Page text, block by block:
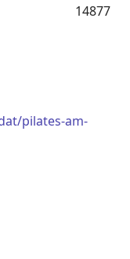
14877
pilates-am-